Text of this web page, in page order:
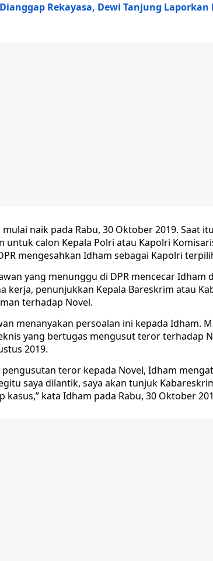
Rekayasa, Dewi Tanjung Laporkan
naik pada Rabu, 30 Oktober 2019. Saat
untuk calon Kepala Polri atau Kapolri
mengesahkan Idham sebagai Kapolri
yang menunggu di DPR mencecar Idham
kerja, penunjukkan Kepala Bareskrim atau
terhadap Novel.
menanyakan persoalan ini kepada Idham.
yang bertugas mengusut teror terhadap
2019.
teror kepada Novel, Idham
saya dilantik, saya akan tunjuk
kata Idham pada Rabu, 30 Oktober